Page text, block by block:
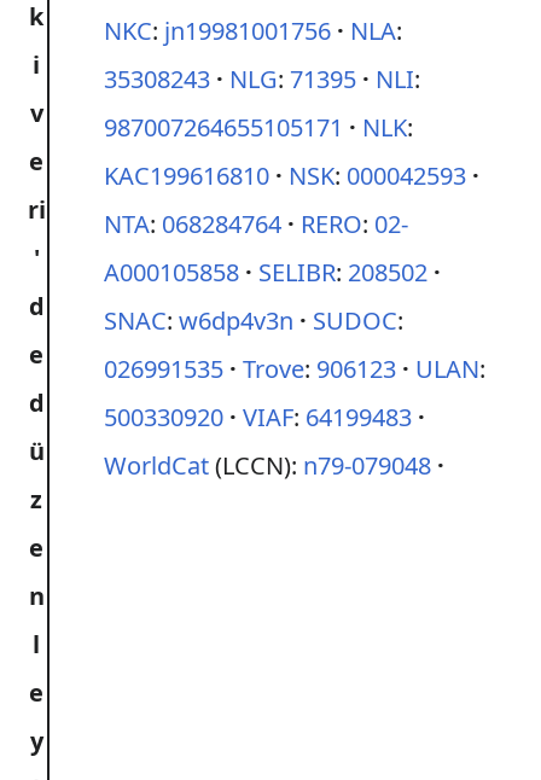
NKC: jn19981001756 NLA:
35308243
NLG: 71395 NLI:
987007264655105171
NLK:
KAC199616810
NSK: 000042593
NTA: 068284764 RERO: 02-
A000105858
SELIBR: 208502
SNAC: w6dp4v3n SUDOC:
026991535 Trove: 906123 ULAN:
500330920 VIAF: 64199483
WorldCat(LCCN): n79-079048